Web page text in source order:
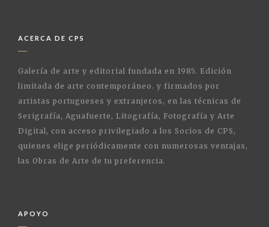
ACERCA DE CPS
Galería de arte y editorial fundada en 1985. Edición
limitada de arte contemporáneo. y firmados por
artistas portugueses y extranjeros, en las técnicas de
Serigrafía, Aguafuerte, Litografía, Fotografía y Arte
Digital, con acceso privilegiado a los Socios de CPS,
quienes elige periódicamente con numerosas ventajas,
las Obras de Arte de tu preferencia.
APOYO